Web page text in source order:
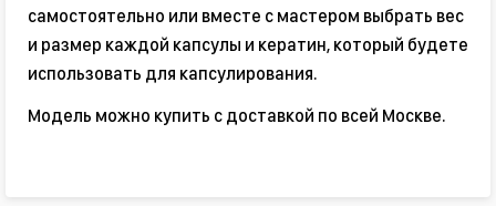
самостоятельно или вместе с мастером выбрать вес
и размер каждой капсулы и кератин, который будете
использовать для капсулирования.
Модель можно купить с доставкой по всей Москве.